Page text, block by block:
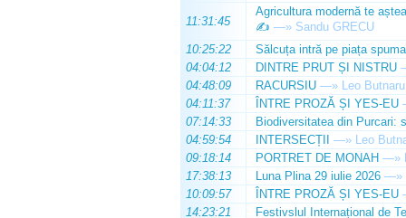
11:31:45
Agricultura modernă te
✍️ —» Sandu GRECU
10:25:22
Sălcuța intră pe piața
04:04:12
DINTRE PRUT ȘI NISTRU
04:48:09
RACURSIU —» Leo Butnaru
04:11:37
ÎNTRE PROZĂ ȘI YES-EU
07:14:33
Biodiversitatea din Purcari:
04:59:54
INTERSECȚII —» Leo
09:18:14
PORTRET DE MONAH —»
17:38:13
Luna Plina 29 iulie 2026 —»
10:09:57
ÎNTRE PROZĂ ȘI YES-EU
14:23:21
Festivslul Internațional de